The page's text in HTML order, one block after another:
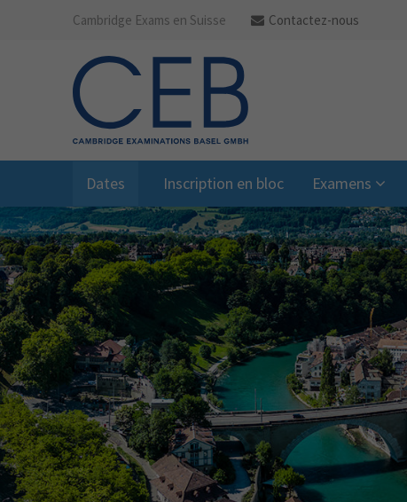
Cambridge Exams en Suisse Contactez-nous
Dates Inscription en bloc Examens